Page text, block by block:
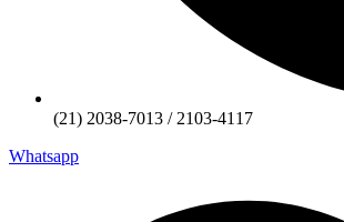
(21) 2038-7013 / 2103-4117
Whatsapp